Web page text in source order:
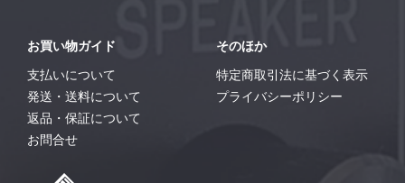
お買い物ガイド
支払いについて
発送・送料について
返品・保証について
お問合せ
そのほか
特定商取引法に基づく表示
プライバシーポリシー